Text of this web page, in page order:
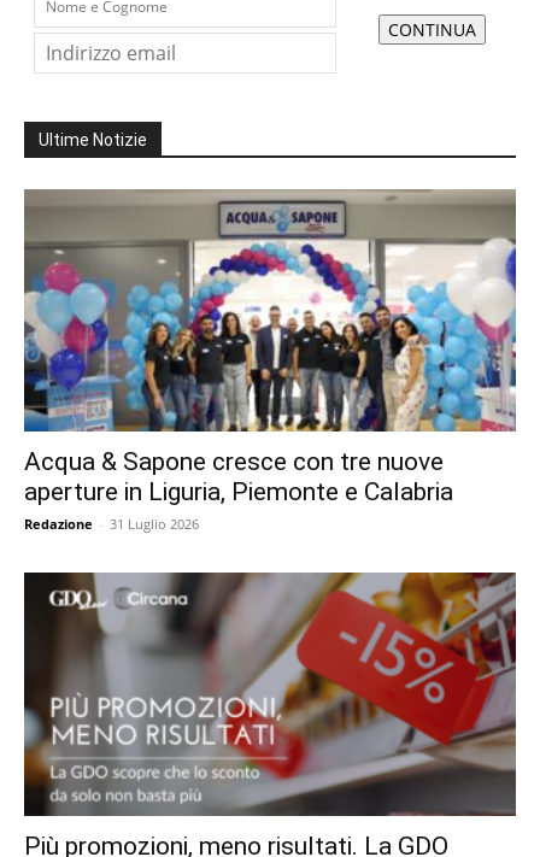
Ultime Notizie
Acqua & Sapone cresce con tre nuove
aperture in Liguria, Piemonte e Calabria
Redazione - 31 Luglio 2026
Più promozioni, meno risultati. La GDO